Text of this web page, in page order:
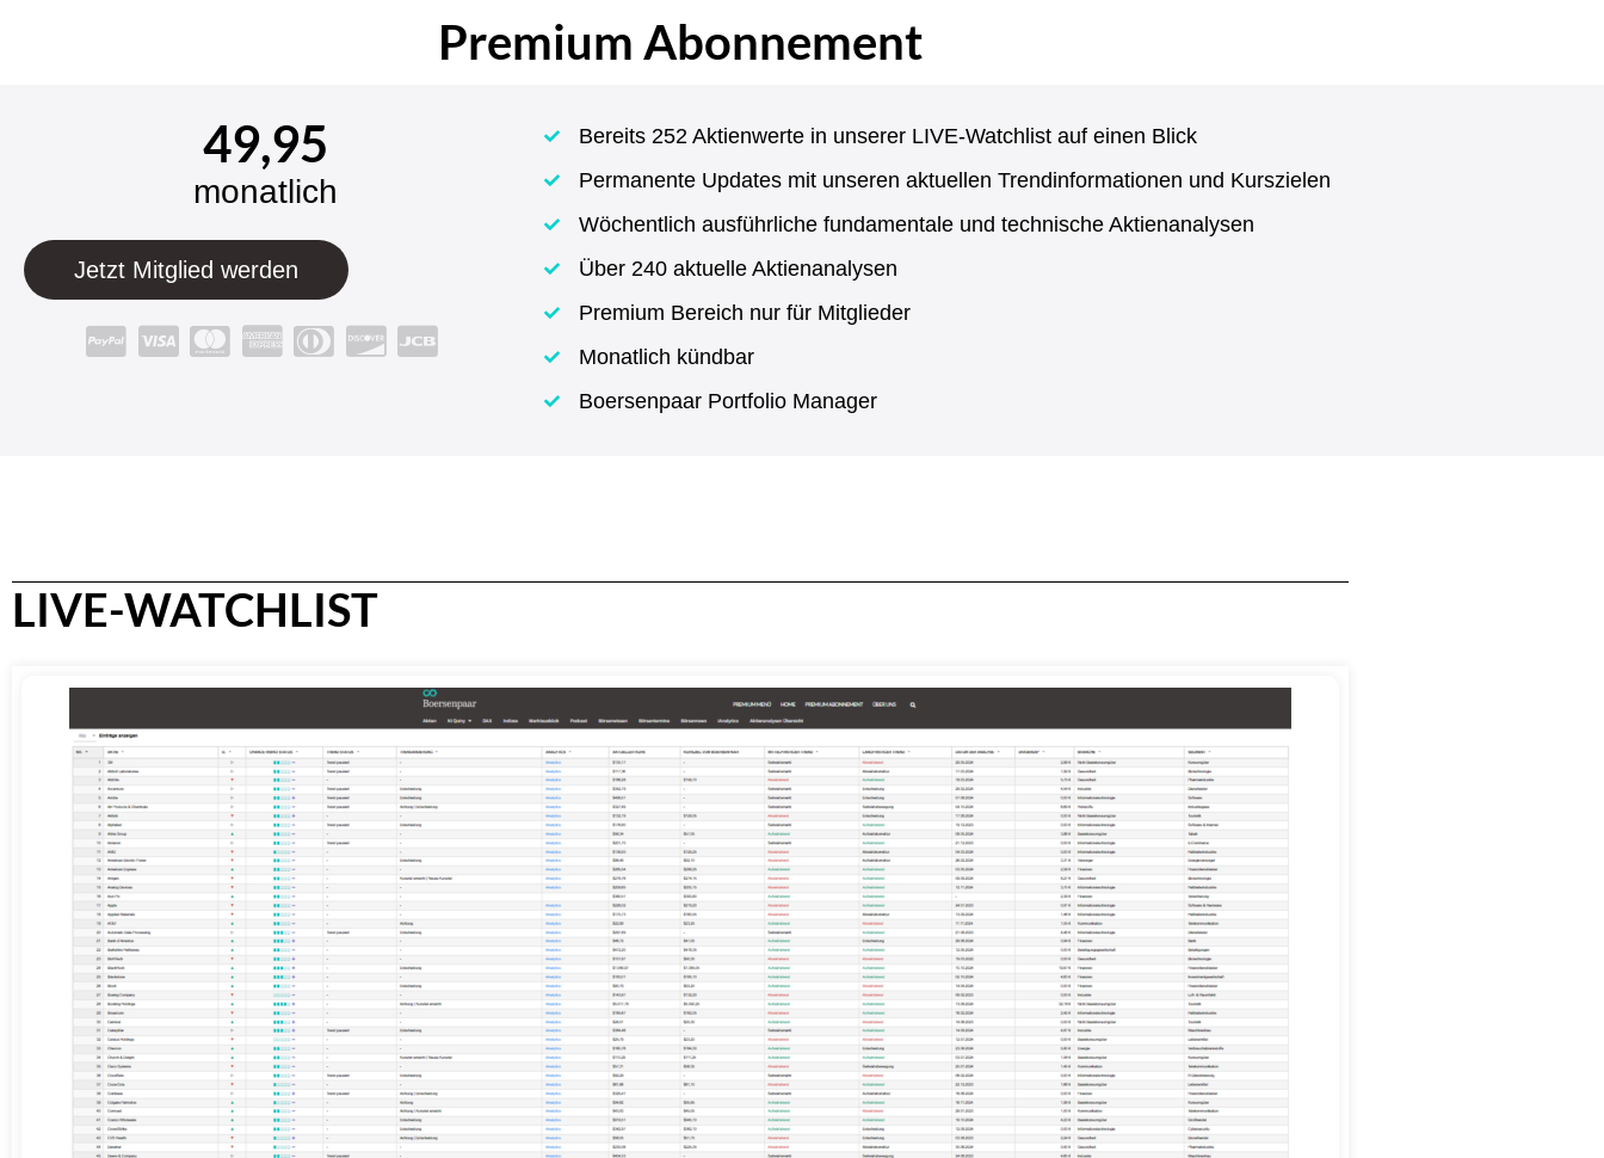
Premium Abonnement
49,95
monatlich
Jetzt Mitglied werden
Bereits 252 Aktienwerte in unserer LIVE-Watchlist auf einen Blick
Permanente Updates mit unseren aktuellen Trendinformationen und Kurszielen
Wöchentlich ausführliche fundamentale und technische Aktienanalysen
Über 240 aktuelle Aktienanalysen
Premium Bereich nur für Mitglieder
Monatlich kündbar
Boersenpaar Portfolio Manager
LIVE-WATCHLIST